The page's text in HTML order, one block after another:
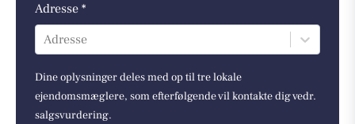
Adresse *
Adresse
Dine oplysninger deles med op til tre lokale
ejendomsmæglere, som efterfølgende vil kontakte dig vedr.
salgsvurdering.